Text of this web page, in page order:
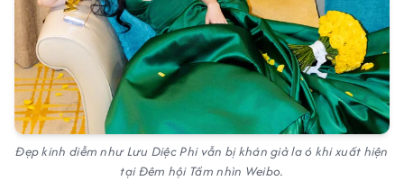
Đẹp kinh diễm như Lưu Diệc Phi vẫn bị khán giả la ó khi xuất hiện
tại Đêm hội Tầm nhìn Weibo.